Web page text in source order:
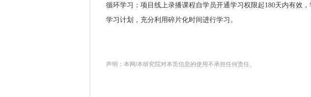
循环学习：项目线上录播课程自学员开通学习权限起180天内有效
学习计划，充分利用碎片化时间进行学习。
声明：本网/本研究院对本页信息的使用不承担任何责任。